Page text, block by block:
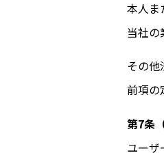
本人ま
当社の
その他
前項の
第7条
ユーザ